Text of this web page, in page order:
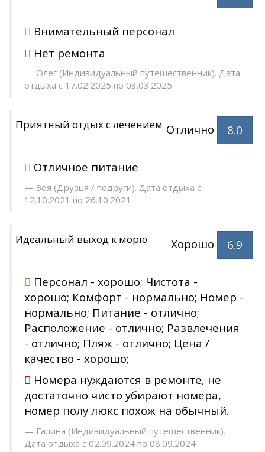
Внимательный персонал
Нет ремонта
Олег (Индивидуальный путешественник). Дата
отдыха с 17.02.2025 по 03.03.2025
Приятный отдых с лечением Отлично 8.0
Отличное питание
Зоя (Друзья / подруги). Дата отдыха с
12.10.2021 по 26.10.2021
Идеальный выход к морю Хорошо 6.9
Персонал - хорошо; Чистота -
хорошо; Комфорт - нормально; Номер -
нормально; Питание - отлично;
Расположение - отлично; Развлечения
- отлично; Пляж - отлично; Цена /
качество - хорошо;
Номера нуждаются в ремонте, не
достаточно чисто убирают номера,
номер полу люкс похож на обычный.
Галина (Индивидуальный путешественник).
Дата отдыха с 02.09.2024 по 08.09.2024